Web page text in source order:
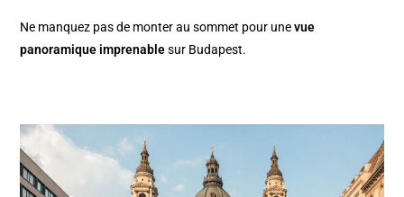
Ne manquez pas de monter au sommet pour unevue
panoramique imprenablesur Budapest.